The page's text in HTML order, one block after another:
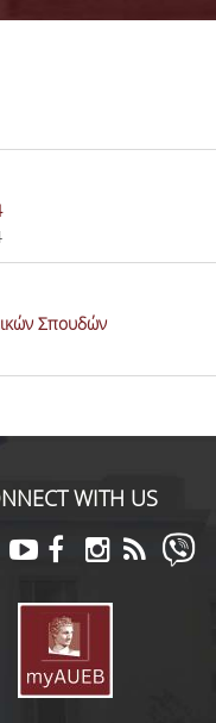
Σπουδών
WITH US